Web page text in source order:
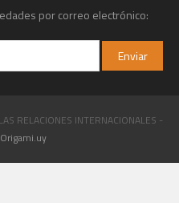
por correo electrónico:
RELACIONES INTERNACIONALES -
Origami.uy